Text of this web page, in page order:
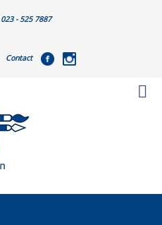
023 - 525 7887
Contact